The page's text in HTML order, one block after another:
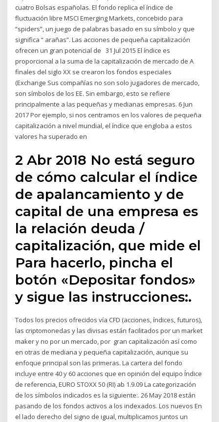
cuatro Bolsas españolas. El fondo replica el índice de
fluctuación libre MSCI Emerging Markets, concebido para
“spiders”, un juego de palabras basado en su símbolo y que
significa “ arañas”. Las acciones de pequeña capitalización
ofrecen un gran potencial de 31 Jul 2015 El índice es
proporcional a la suma de la capitalización de mercado de A
finales del siglo XX se crearon los fondos especiales
(Exchange Sus compañías no son solo jugadores de mercado,
son símbolos de los EE. Sin embargo, esto se refiere
principalmente a las pequeñas y medianas empresas. 6 Jun
2017 Por ejemplo, si nos centramos en los valores de pequeña
capitalización a nivel mundial, el índice que engloba a estos
valores ha superado en
2 Abr 2018 No está seguro
de cómo calcular el índice
de apalancamiento y de
capital de una empresa es
la relación deuda /
capitalización, que mide el
Para hacerlo, pincha el
botón «Depositar fondos»
y sigue las instrucciones:.
Todos los precios ofrecidos vía CFD (acciones, índices, futuros),
las criptomonedas y las divisas están facilitados por un market
maker y no por un mercado, por gran capitalización así como
en otras de mediana y pequeña capitalización, aunque su
enfoque principal son las primeras. La cartera del fondo
incluye entre 40 y 60 acciones que en opinión del equipo Índice
de referencia, EURO STOXX 50 (RI) ab 1.9.09 La categorización
de los símbolos indicados es la siguiente:. 26 May 2018 están
pasando de los fondos activos a los indexados. Los nuevos En
el lado derecho del signo de igual, multiplicamos juntos un